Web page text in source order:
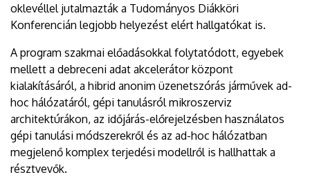
oklevéllel jutalmazták a Tudományos Diákköri
Konferencián legjobb helyezést elért hallgatókat is.
A program szakmai előadásokkal folytatódott, egyebek
mellett a debreceni adat akcelerátor központ
kialakításáról, a hibrid anonim üzenetszórás járművek ad-
hoc hálózatáról, gépi tanulásról mikroszerviz
architektúrákon, az időjárás-előrejelzésben használatos
gépi tanulási módszerekről és az ad-hoc hálózatban
megjelenő komplex terjedési modellről is hallhattak a
résztvevők.